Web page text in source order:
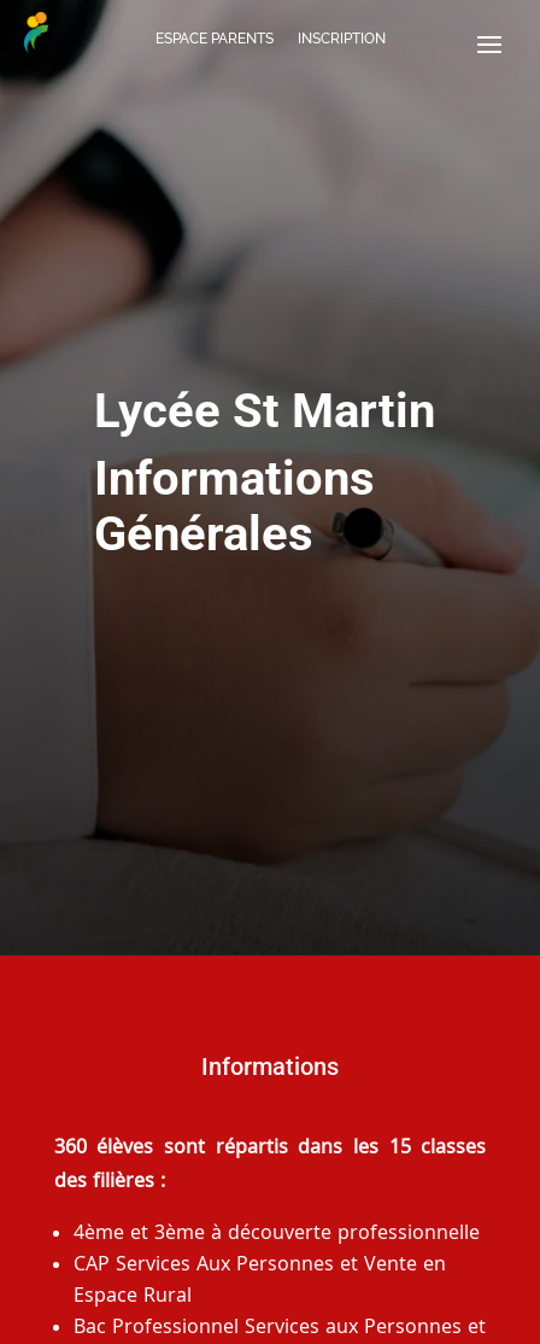
ESPACE PARENTS INSCRIPTION
Lycée St Martin
Informations
Générales
Informations
360 élèves sont répartis dans les 15 classes
des filières :
4ème et 3ème à découverte professionnelle
CAP Services Aux Personnes et Vente en
Espace Rural
Bac Professionnel Services aux Personnes et